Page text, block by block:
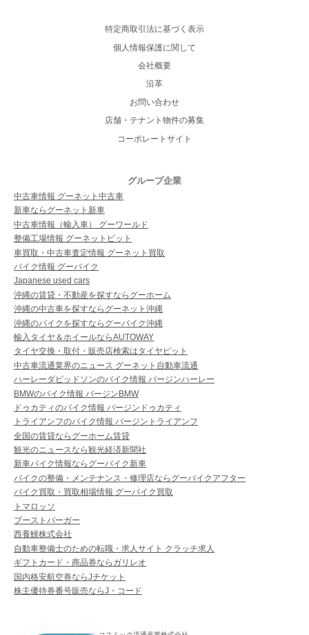
特定商取引法に基づく表示
個人情報保護に関して
会社概要
沿革
お問い合わせ
店舗・テナント物件の募集
コーポレートサイト
グループ企業
中古車情報 グーネット中古車
新車ならグーネット新車
中古車情報（輸入車） グーワールド
整備工場情報 グーネットピット
車買取・中古車査定情報 グーネット買取
バイク情報 グーバイク
Japanese used cars
沖縄の賃貸・不動産を探すならグーホーム
沖縄の中古車を探すならグーネット沖縄
沖縄のバイクを探すならグーバイク沖縄
輸入タイヤ＆ホイールならAUTOWAY
タイヤ交換・取付・販売店検索はタイヤピット
中古車流通業界のニュース グーネット自動車流通
ハーレーダビッドソンのバイク情報 バージンハーレー
BMWのバイク情報 バージンBMW
ドゥカティのバイク情報 バージンドゥカティ
トライアンフのバイク情報 バージントライアンフ
全国の賃貸ならグーホーム賃貸
観光のニュースなら観光経済新聞社
新車バイク情報ならグーバイク新車
バイクの整備・メンテナンス・修理店ならグーバイクアフター
バイク買取・買取相場情報 グーバイク買取
トマロッソ
ブーストバーガー
西養鰻株式会社
自動車整備士のための転職・求人サイト クラッチ求人
ギフトカード・商品券ならガリレオ
国内格安航空券ならJチケット
株主優待券番号販売ならJ・コード